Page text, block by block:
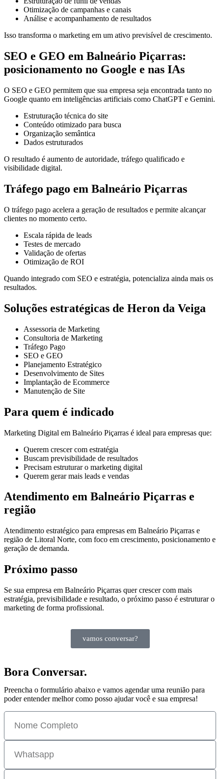
Otimização de campanhas e canais
Análise e acompanhamento de resultados
Isso transforma o marketing em um ativo previsível de crescimento.
SEO e GEO em Balneário Piçarras:
posicionamento no Google e nas IAs
O SEO e GEO permitem que sua empresa seja encontrada tanto no
Google quanto em inteligências artificiais como ChatGPT e Gemini.
Estruturação técnica do site
Conteúdo otimizado para busca
Organização semântica
Dados estruturados
O resultado é aumento de autoridade, tráfego qualificado e
visibilidade digital.
Tráfego pago em Balneário Piçarras
O tráfego pago acelera a geração de resultados e permite alcançar
clientes no momento certo.
Escala rápida de leads
Testes de mercado
Validação de ofertas
Otimização de ROI
Quando integrado com SEO e estratégia, potencializa ainda mais os
resultados.
Soluções estratégicas de Heron da Veiga
Assessoria de Marketing
Consultoria de Marketing
Tráfego Pago
SEO e GEO
Planejamento Estratégico
Desenvolvimento de Sites
Implantação de Ecommerce
Manutenção de Site
Para quem é indicado
Marketing Digital em Balneário Piçarras é ideal para empresas que:
Querem crescer com estratégia
Buscam previsibilidade de resultados
Precisam estruturar o marketing digital
Querem gerar mais leads e vendas
Atendimento em Balneário Piçarras e
região
Atendimento estratégico para empresas em Balneário Piçarras e
região de Litoral Norte, com foco em crescimento, posicionamento e
geração de demanda.
Próximo passo
Se sua empresa em Balneário Piçarras quer crescer com mais
estratégia, previsibilidade e resultado, o próximo passo é estruturar o
marketing de forma profissional.
vamos conversar?
Bora Conversar.
Preencha o formulário abaixo e vamos agendar uma reunião para
poder entender melhor como posso ajudar você e sua empresa!